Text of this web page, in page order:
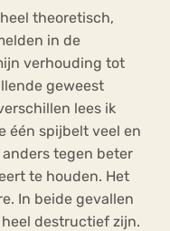
theoretisch,
in de
verhouding tot
geweest
lees ik
één spijbelt veel en
tegen beter
te houden. Het
In beide gevallen
destructief zijn.